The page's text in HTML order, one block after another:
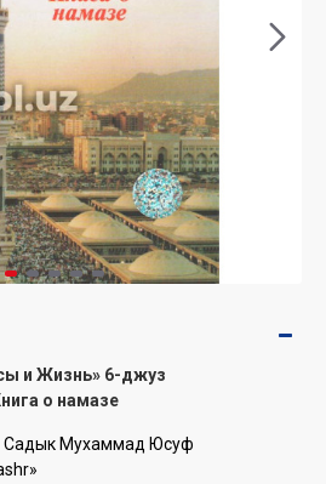
и Жизнь» 6-джуз
о намазе
Мухаммад Юсуф